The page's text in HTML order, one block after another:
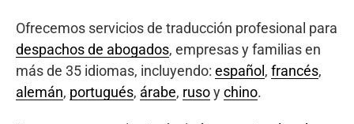
Ofrecemos servicios de traducción profesional para
despachos de abogados, empresas y familias en
más de 35 idiomas, incluyendo: español , francés,
alemán, portugués, árabe, rusoychino.